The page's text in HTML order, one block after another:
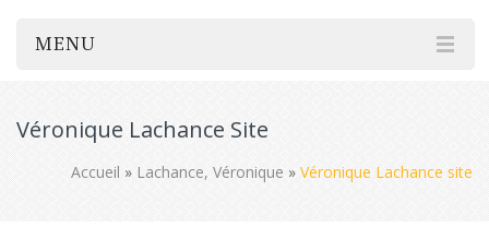
MENU
Véronique Lachance Site
Accueil » Lachance, Véronique » Véronique Lachance site